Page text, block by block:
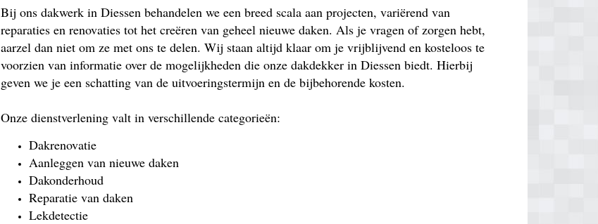
Bij ons dakwerk in Diessen behandelen we een breed scala aan projecten, variërend van
reparaties en renovaties tot het creëren van geheel nieuwe daken. Als je vragen of zorgen hebt,
aarzel dan niet om ze met ons te delen. Wij staan altijd klaar om je vrijblijvend en kosteloos te
voorzien van informatie over de mogelijkheden die onze dakdekker in Diessen biedt. Hierbij
geven we je een schatting van de uitvoeringstermijn en de bijbehorende kosten.
Onze dienstverlening valt in verschillende categorieën:
Dakrenovatie
Aanleggen van nieuwe daken
Dakonderhoud
Reparatie van daken
Lekdetectie